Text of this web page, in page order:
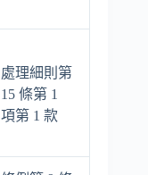
處理細則第
15 條第 1
項第 1 款